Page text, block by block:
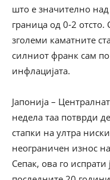
што е значително
граница од 0-2 отсто.
зголеми каматните
силниот франк сам
инфлацијата.
Јапонија –
недела таа потврди
стапки на ултра
неограничен износ
Сепак, ова го